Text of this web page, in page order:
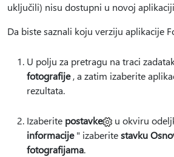
uključili) nisu dostupni u novoj
Da biste saznali koju verziju aplikacije
U polju za pretragu na traci
fotografije, a zatim izaberite
rezultata.
Izaberite postavke u okviru
informacije" izaberitestavku
fotografijama.